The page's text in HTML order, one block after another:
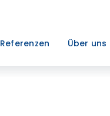
Referenzen Über uns